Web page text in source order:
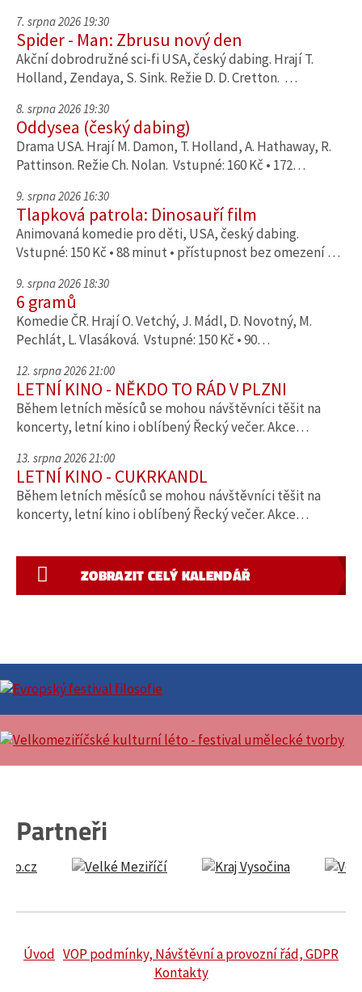
7. srpna 2026 19:30
Spider - Man: Zbrusu nový den
Akční dobrodružné sci-fi USA, český dabing. Hrají T.
Holland, Zendaya, S. Sink. Režie D. D. Cretton. …
8. srpna 2026 19:30
Oddysea (český dabing)
Drama USA. Hrají M. Damon, T. Holland, A. Hathaway, R.
Pattinson. Režie Ch. Nolan. Vstupné: 160 Kč • 172…
9. srpna 2026 16:30
Tlapková patrola: Dinosauří film
Animovaná komedie pro děti, USA, český dabing.
Vstupné: 150 Kč • 88 minut • přístupnost bez omezení …
9. srpna 2026 18:30
6 gramů
Komedie ČR. Hrají O. Vetchý, J. Mádl, D. Novotný, M.
Pechlát, L. Vlasáková. Vstupné: 150 Kč • 90…
12. srpna 2026 21:00
LETNÍ KINO - NĚKDO TO RÁD V PLZNI
Během letních měsíců se mohou návštěvníci těšit na
koncerty, letní kino i oblíbený Řecký večer. Akce…
13. srpna 2026 21:00
LETNÍ KINO - CUKRKANDL
Během letních měsíců se mohou návštěvníci těšit na
koncerty, letní kino i oblíbený Řecký večer. Akce…
ZOBRAZIT CELÝ KALENDÁŘ
Partneři
Úvod VOP podmínky, Návštěvní a provozní řád, GDPR
Kontakty